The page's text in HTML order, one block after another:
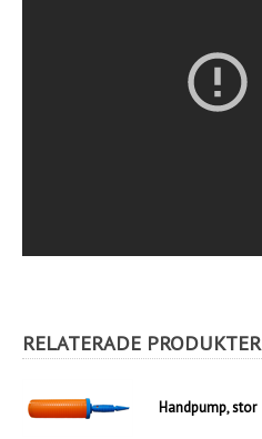
RELATERADE PRODUKTER
Handpump, stor